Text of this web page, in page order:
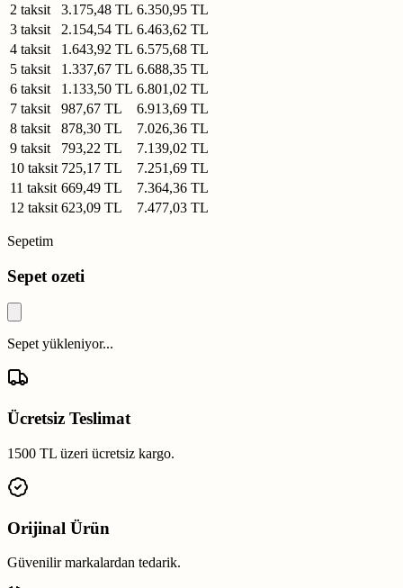
2 taksit
3.175,48 TL 6.350,95 TL
3 taksit
2.154,54 TL 6.463,62 TL
4 taksit
1.643,92 TL 6.575,68 TL
5 taksit
1.337,67 TL 6.688,35 TL
6 taksit
1.133,50 TL 6.801,02 TL
7 taksit
987,67 TL
6.913,69 TL
8 taksit
878,30 TL
7.026,36 TL
9 taksit
793,22 TL
7.139,02 TL
10 taksit 725,17 TL
7.251,69 TL
11 taksit 669,49 TL
7.364,36 TL
12 taksit 623,09 TL 7.477,03 TL
Sepetim
Sepet ozeti
Sepet yükleniyor...
Ücretsiz Teslimat
1500 TL üzeri ücretsiz kargo.
Orijinal Ürün
Güvenilir markalardan tedarik.